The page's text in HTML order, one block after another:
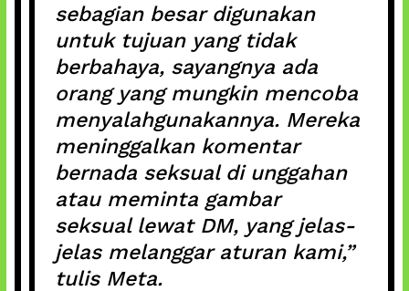
sebagian besar digunakan
untuk tujuan yang tidak
berbahaya, sayangnya ada
orang yang mungkin mencoba
menyalahgunakannya. Mereka
meninggalkan komentar
bernada seksual di unggahan
atau meminta gambar
seksual lewat DM, yang jelas-
jelas melanggar aturan kami,”
tulis Meta.